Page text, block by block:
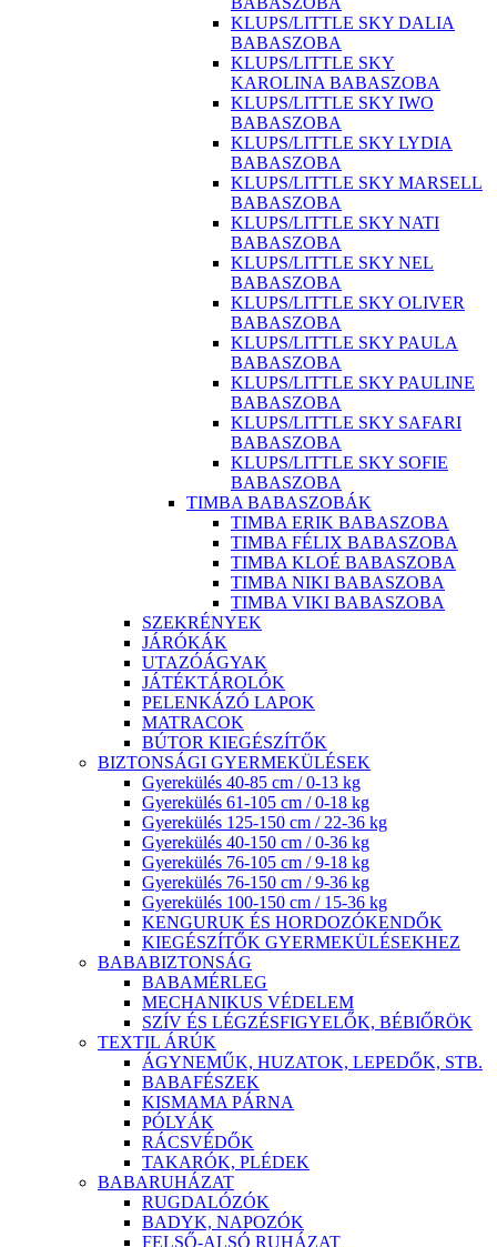
KLUPS/LITTLE SKY DALIA
BABASZOBA
KLUPS/LITTLE SKY
KAROLINA BABASZOBA
KLUPS/LITTLE SKY IWO
BABASZOBA
KLUPS/LITTLE SKY LYDIA
BABASZOBA
KLUPS/LITTLE SKY MARSELL
BABASZOBA
KLUPS/LITTLE SKY NATI
BABASZOBA
KLUPS/LITTLE SKY NEL
BABASZOBA
KLUPS/LITTLE SKY OLIVER
BABASZOBA
KLUPS/LITTLE SKY PAULA
BABASZOBA
KLUPS/LITTLE SKY PAULINE
BABASZOBA
KLUPS/LITTLE SKY SAFARI
BABASZOBA
KLUPS/LITTLE SKY SOFIE
BABASZOBA
TIMBA BABASZOBÁK
TIMBA ERIK BABASZOBA
TIMBA FÉLIX BABASZOBA
TIMBA KLOÉ BABASZOBA
TIMBA NIKI BABASZOBA
TIMBA VIKI BABASZOBA
SZEKRÉNYEK
JÁRÓKÁK
UTAZÓÁGYAK
JÁTÉKTÁROLÓK
PELENKÁZÓ LAPOK
MATRACOK
BÚTOR KIEGÉSZÍTŐK
BIZTONSÁGI GYERMEKÜLÉSEK
Gyerekülés 40-85 cm / 0-13 kg
Gyerekülés 61-105 cm / 0-18 kg
Gyerekülés 125-150 cm / 22-36 kg
Gyerekülés 40-150 cm / 0-36 kg
Gyerekülés 76-105 cm / 9-18 kg
Gyerekülés 76-150 cm / 9-36 kg
Gyerekülés 100-150 cm / 15-36 kg
KENGURUK ÉS HORDOZÓKENDŐK
KIEGÉSZÍTŐK GYERMEKÜLÉSEKHEZ
BABABIZTONSÁG
BABAMÉRLEG
MECHANIKUS VÉDELEM
SZÍV ÉS LÉGZÉSFIGYELŐK, BÉBIŐRÖK
TEXTIL ÁRÚK
ÁGYNEMŰK, HUZATOK, LEPEDŐK, STB.
BABAFÉSZEK
KISMAMA PÁRNA
PÓLYÁK
RÁCSVÉDŐK
TAKARÓK, PLÉDEK
BABARUHÁZAT
RUGDALÓZÓK
BADYK, NAPOZÓK
FELSŐ-ALSÓ RUHÁZAT